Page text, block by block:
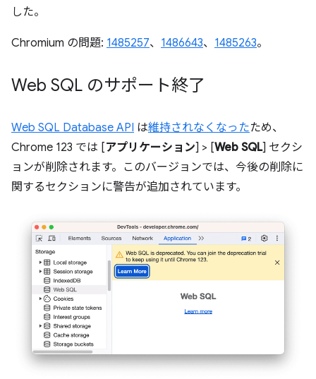
した。
Chromium の問題: 1485257、 1486643、 1485263。
Web SQL のサポート終了
Web SQL Database API は維持されなくなったため、
Chrome 123 では [アプリケーション] > [Web SQL] セクシ
ョンが削除されます。このバージョンでは、今後の削除に
関するセクションに警告が追加されています。